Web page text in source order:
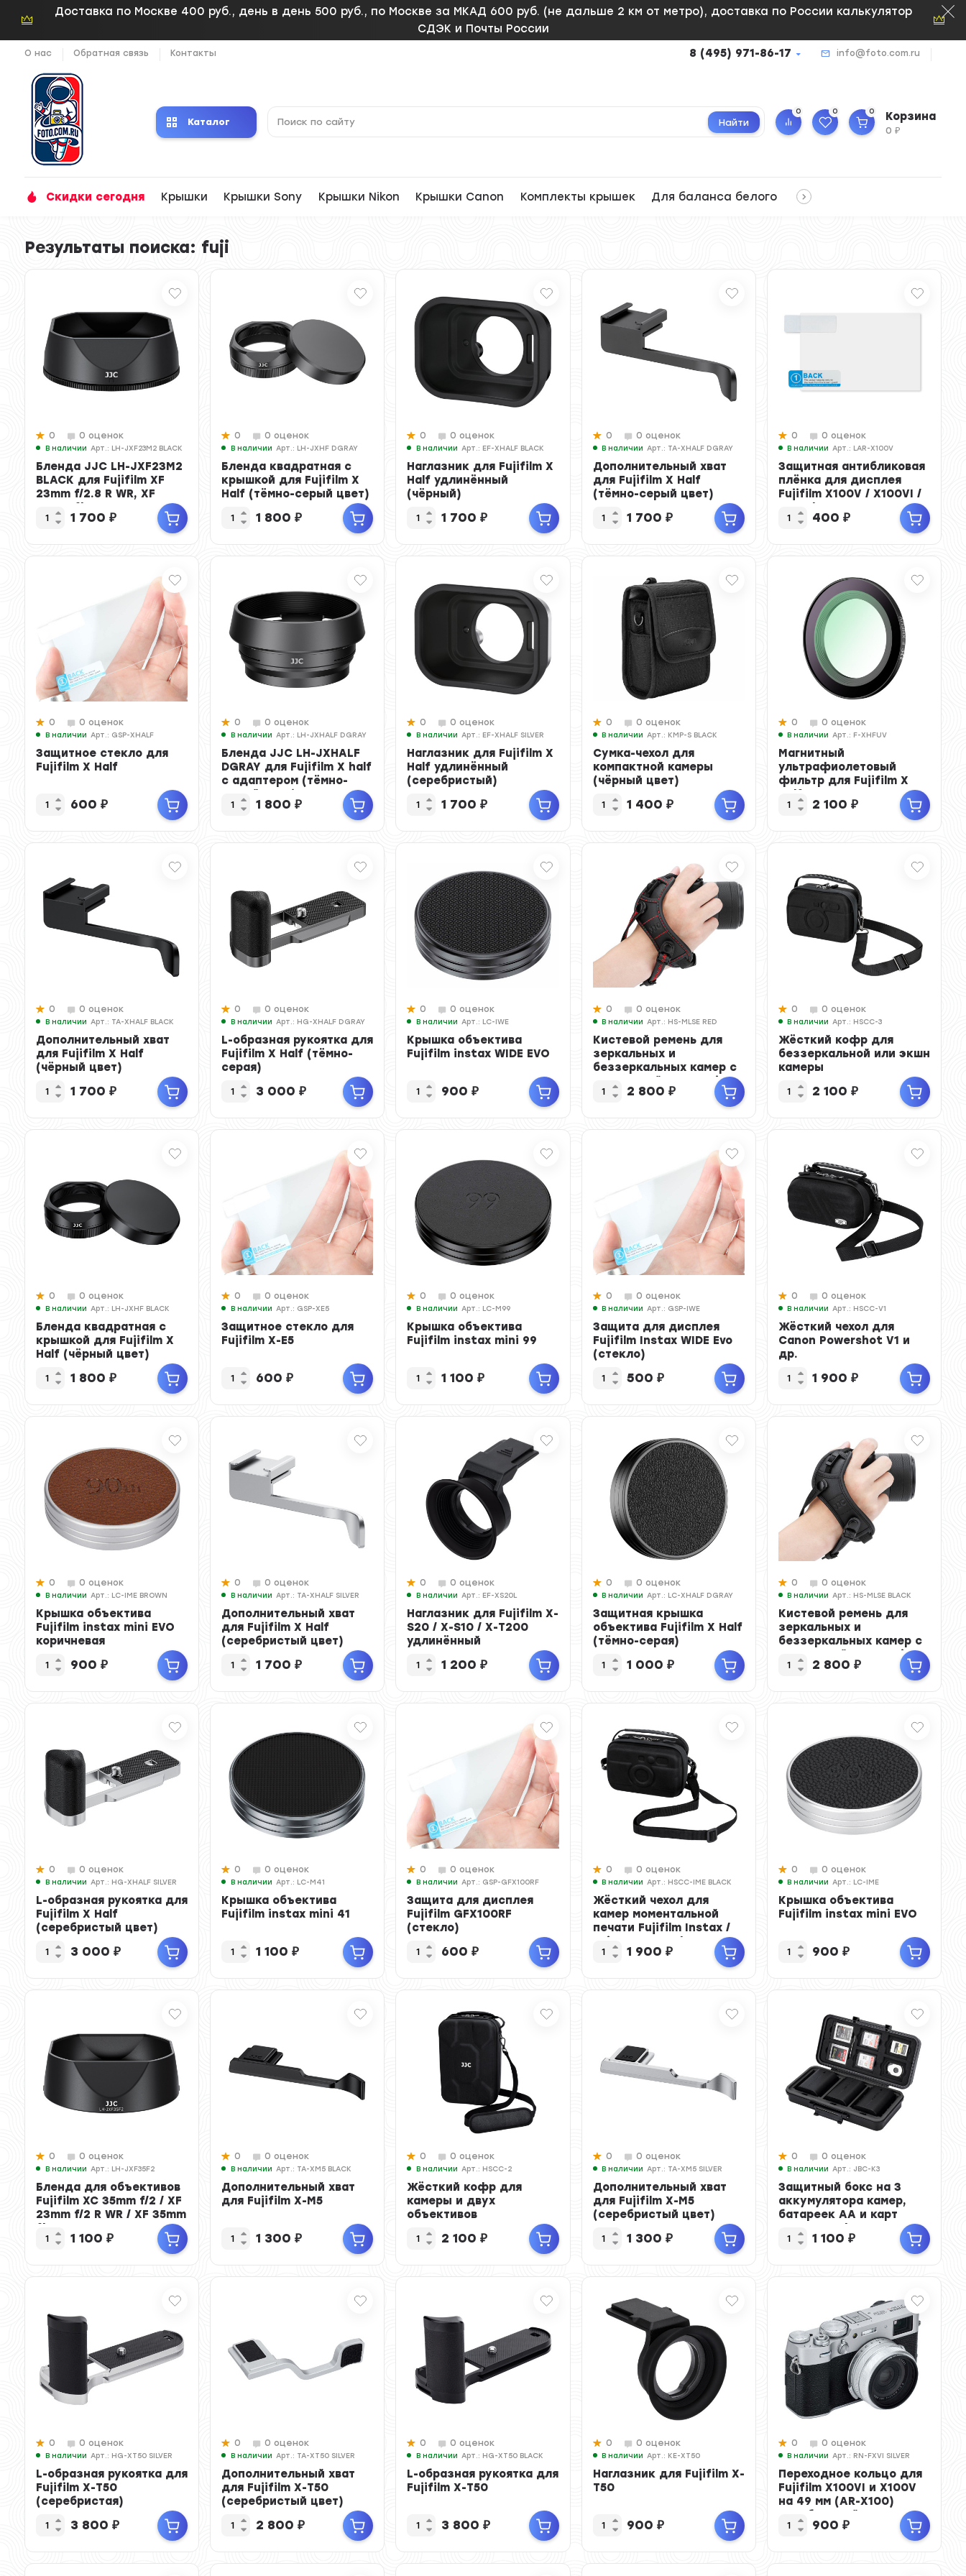
Доставка по Москве 400 руб., день в день 500 руб., по Москве за МКАД 600 руб. (не дальше 2 км от метро), доставка по России калькулятор
СДЭК и Почты России
О нас Обратная связь Контакты 8 (495) 971-86-17 info@foto.com.ru
Каталог Найти
0 0 0 Корзина
0₽
Скидки сегодня Крышки Крышки Sony Крышки Nikon Крышки Canon Комплекты крышек Для баланса белого
Результаты поиска: fuji
0 0 оценок
В наличии Арт.: LH-JXF23M2 BLACK
Бленда JJC LH-JXF23M2
BLACK для Fujifilm XF
23mm f/2.8 R WR, XF
27mm f/2.8 R ...
1 700 ₽
0 0 оценок
В наличии Арт.: LH-JXHF DGRAY
Бленда квадратная с
крышкой для Fujifilm X
Half (тёмно-серый цвет)
1 800 ₽
0 0 оценок
В наличии Арт.: EF-XHALF BLACK
Наглазник для Fujifilm X
Half удлинённый
(чёрный)
1 700 ₽
0 0 оценок
В наличии Арт.: TA-XHALF DGRAY
Дополнительный хват
для Fujifilm X Half
(тёмно-серый цвет)
1 700₽
0 0 оценок
В наличии Арт.: LAR-X100V
Защитная антибликовая
плёнка для дисплея
Fujifilm X100V / X100VI /
X-M5 / X-T...
400₽
0 0 оценок
В наличии Арт.: GSP-XHALF
Защитное стекло для
Fujifilm X Half
600 ₽
0 0 оценок
В наличии Арт.: LH-JXHALF DGRAY
Бленда JJC LH-JXHALF
DGRAY для Fujifilm X half
с адаптером (тёмно-
серый цвет)
1 800 ₽
0 0 оценок
В наличии Арт.: EF-XHALF SILVER
Наглазник для Fujifilm X
Half удлинённый
(серебристый)
1 700 ₽
0 0 оценок
В наличии Арт.: KMP-S BLACK
Сумка-чехол для
компактной камеры
(чёрный цвет)
1 400₽
0 0 оценок
В наличии Арт.: F-XHFUV
Магнитный
ультрафиолетовый
фильтр для Fujifilm X
Half
2 100₽
0 0 оценок
В наличии Арт.: TA-XHALF BLACK
Дополнительный хват
для Fujifilm X Half
(чёрный цвет)
1 700 ₽
0 0 оценок
В наличии Арт.: HG-XHALF DGRAY
L-образная рукоятка для
Fujifilm X Half (тёмно-
серая)
3 000 ₽
0 0 оценок
В наличии Арт.: LC-IWE
Крышка объектива
Fujifilm instax WIDE EVO
900 ₽
0 0 оценок
В наличии Арт.: HS-MLSE RED
Кистевой ремень для
зеркальных и
беззеркальных камер с
площадкой Arca-Swiss
(...
2 800₽
0 0 оценок
В наличии Арт.: HSCC-3
Жёсткий кофр для
беззеркальной или экшн
камеры
2 100₽
0 0 оценок
В наличии Арт.: LH-JXHF BLACK
Бленда квадратная с
крышкой для Fujifilm X
Half (чёрный цвет)
1 800 ₽
0 0 оценок
В наличии Арт.: GSP-XE5
Защитное стекло для
Fujifilm X-E5
600 ₽
0 0 оценок
В наличии Арт.: LC-M99
Крышка объектива
Fujifilm instax mini 99
1 100 ₽
0 0 оценок
В наличии Арт.: GSP-IWE
Защита для дисплея
Fujifilm Instax WIDE Evo
(стекло)
500₽
0 0 оценок
В наличии Арт.: HSCC-V1
Жёсткий чехол для
Canon Powershot V1 и
др.
1 900₽
0 0 оценок
В наличии Арт.: LC-IME BROWN
Крышка объектива
Fujifilm instax mini EVO
коричневая
900 ₽
0 0 оценок
В наличии Арт.: TA-XHALF SILVER
Дополнительный хват
для Fujifilm X Half
(серебристый цвет)
1 700 ₽
0 0 оценок
В наличии Арт.: EF-XS20L
Наглазник для Fujifilm X-
S20 / X-S10 / X-T200
удлинённый
1 200 ₽
0 0 оценок
В наличии Арт.: LC-XHALF DGRAY
Защитная крышка
объектива Fujifilm X Half
(тёмно-серая)
1 000₽
0 0 оценок
В наличии Арт.: HS-MLSE BLACK
Кистевой ремень для
зеркальных и
беззеркальных камер с
площадкой Arca-Swiss
(...
2 800₽
0 0 оценок
В наличии Арт.: HG-XHALF SILVER
L-образная рукоятка для
Fujifilm X Half
(серебристый цвет)
3 000 ₽
0 0 оценок
В наличии Арт.: LC-M41
Крышка объектива
Fujifilm instax mini 41
1 100 ₽
0 0 оценок
В наличии Арт.: GSP-GFX100RF
Защита для дисплея
Fujifilm GFX100RF
(стекло)
600 ₽
0 0 оценок
В наличии Арт.: HSCC-IME BLACK
Жёсткий чехол для
камер моментальной
печати Fujifilm Instax /
Leica SOFORT / ...
1 900₽
0 0 оценок
В наличии Арт.: LC-IME
Крышка объектива
Fujifilm instax mini EVO
900₽
0 0 оценок
В наличии Арт.: LH-JXF35F2
Бленда для объективов
Fujifilm XC 35mm f/2 / XF
23mm f/2 R WR / XF 35mm
f/2 R WR
1 100 ₽
0 0 оценок
В наличии Арт.: TA-XM5 BLACK
Дополнительный хват
для Fujifilm X-M5
1 300 ₽
0 0 оценок
В наличии Арт.: HSCC-2
Жёсткий кофр для
камеры и двух
объективов
2 100 ₽
0 0 оценок
В наличии Арт.: TA-XM5 SILVER
Дополнительный хват
для Fujifilm X-M5
(серебристый цвет)
1 300₽
0 0 оценок
В наличии Арт.: JBC-K3
Защитный бокс на 3
аккумулятора камер,
батареек AA и карт
памяти SD / CFexpre...
1 100₽
0 0 оценок
В наличии Арт.: HG-XT50 SILVER
L-образная рукоятка для
Fujifilm X-T50
(серебристая)
3 800 ₽
0 0 оценок
В наличии Арт.: TA-XT50 SILVER
Дополнительный хват
для Fujifilm X-T50
(серебристый цвет)
2 800 ₽
0 0 оценок
В наличии Арт.: HG-XT50 BLACK
L-образная рукоятка для
Fujifilm X-T50
3 800 ₽
0 0 оценок
В наличии Арт.: KE-XT50
Наглазник для Fujifilm X-
T50
900₽
0 0 оценок
В наличии Арт.: RN-FXVI SILVER
Переходное кольцо для
Fujifilm X100VI и X100V
на 49 мм (AR-X100)
серебристый ...
900₽